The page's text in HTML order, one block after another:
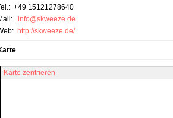
+49 15121278640
info@skweeze.de
http://skweeze.de/
Karte zentrieren